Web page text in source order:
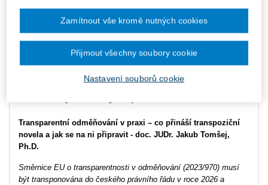
-
16:10
Aktuální poznatky z činnosti
inspekce práce a změny v
související legislativě
Mgr. Aleš Kalvoda
Transparentní odměňování v praxi – co přináší transpoziční
novela a jak se na ni připravit - doc. JUDr. Jakub Tomšej,
Ph.D.
Směrnice EU o transparentnosti v odměňování (2023/970) musí
být transponována do českého právního řádu v roce 2026 a
Nastavení souborů cookie
Zamítnout vše kromě nutných cookies
Přijmout všechny soubory cookie